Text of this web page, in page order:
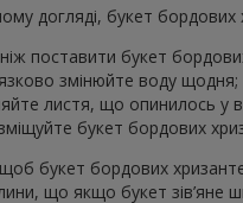
догляді, букет бордових
поставити букет
змінюйте воду щодня;
листя, що опинилось у
букет бордових
щоб букет бордових
що якщо букет зів’яне